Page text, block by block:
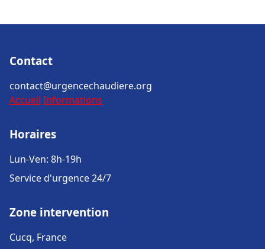
Contact
contact@urgencechaudiere.org
Accueil Informations
Horaires
Lun-Ven: 8h-19h
Service d'urgence 24/7
Zone intervention
Cucq, France